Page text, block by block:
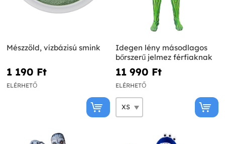
Mészzöld, vízbázisú smink
1 190 Ft‎
ELÉRHETŐ
Idegen lény másodlagos
bőrszerű jelmez férfiaknak
11 990 Ft‎
ELÉRHETŐ